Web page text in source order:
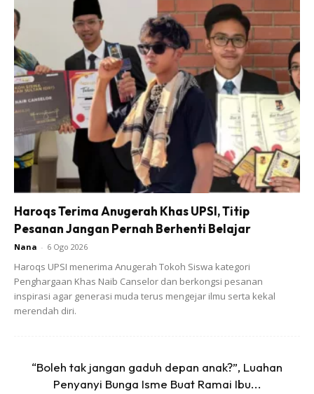
“Kalau ada beras atau makanan boleh dibuat lauk yang
disedekahkan orang ramai, saya masak sendiri,” katanya.
Ulang-alik hantar cucu
Haroqs Terima Anugerah Khas UPSI, Titip
Pesanan Jangan Pernah Berhenti Belajar
Nana - 6 Ogo 2026
Haroqs UPSI menerima Anugerah Tokoh Siswa kategori
Penghargaan Khas Naib Canselor dan berkongsi pesanan
inspirasi agar generasi muda terus mengejar ilmu serta kekal
merendah diri.
“Boleh tak jangan gaduh depan anak?”, Luahan
Penyanyi Bunga Isme Buat Ramai Ibu...